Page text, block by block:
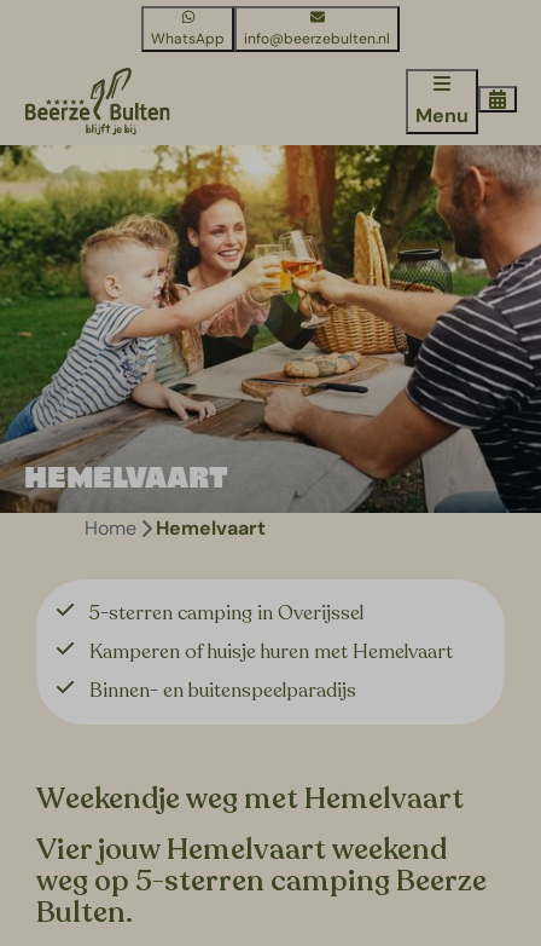
WhatsApp info@beerzebulten.nl
Menu
HEMELVAART
Home Hemelvaart
5-sterren camping in Overijssel
Kamperen of huisje huren met Hemelvaart
Binnen- en buitenspeelparadijs
Weekendje weg met Hemelvaart
Vier jouw Hemelvaart weekend
weg op 5-sterren camping Beerze
Bulten.